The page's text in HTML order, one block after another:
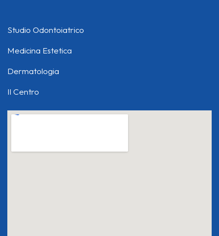
Studio Odontoiatrico
Medicina Estetica
Dermatologia
Il Centro